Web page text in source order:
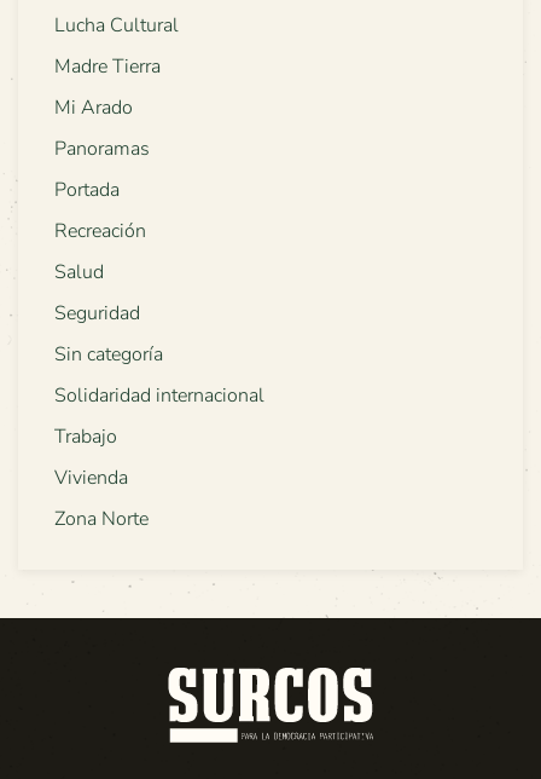
Lucha Cultural
Madre Tierra
Mi Arado
Panoramas
Portada
Recreación
Salud
Seguridad
Sin categoría
Solidaridad internacional
Trabajo
Vivienda
Zona Norte